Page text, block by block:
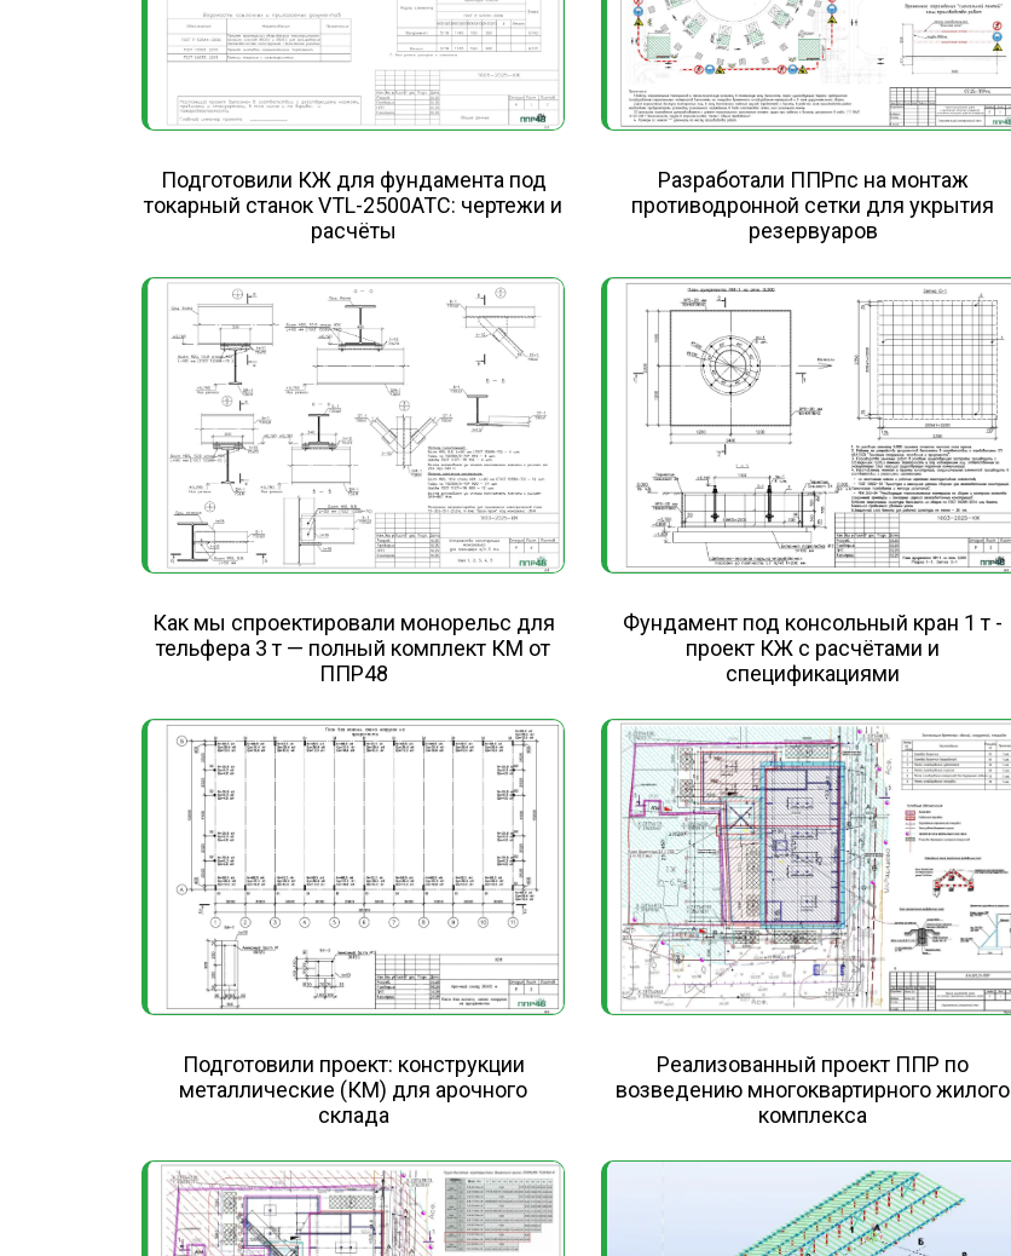
Подготовили КЖ для фундамента под
токарный станок VTL-2500ATC: чертежи и
расчёты
Разработали ППРпс на монтаж
противодронной сетки для укрытия
резервуаров
Как мы спроектировали монорельс для
тельфера 3 т — полный комплект КМ от
ППР48
Фундамент под консольный кран 1 т -
проект КЖ с расчётами и
спецификациями
Подготовили проект: конструкции
металлические (КМ) для арочного
склада
Реализованный проект ППР по
возведению многоквартирного жилого
комплекса